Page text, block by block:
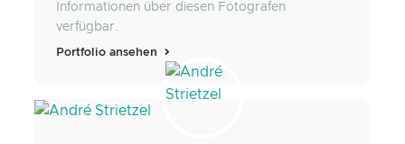
Informationen über diesen Fotografen
verfügbar.
Portfolio ansehen